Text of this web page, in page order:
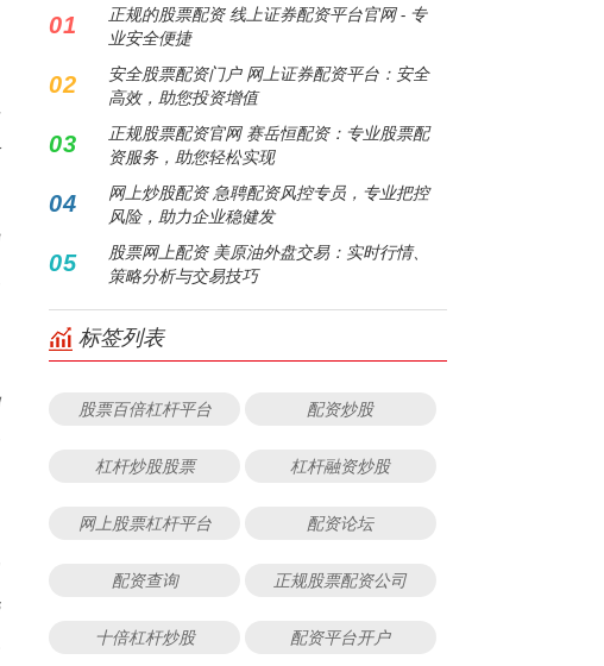
01
正规的股票配资 线上证券配资平台官网 - 专
业安全便捷
02
安全股票配资门户 网上证券配资平台：安全
高效，助您投资增值
03
正规股票配资官网 赛岳恒配资：专业股票配
资服务，助您轻松实现
04
网上炒股配资 急聘配资风控专员，专业把控
风险，助力企业稳健发
05
股票网上配资 美原油外盘交易：实时行情、
策略分析与交易技巧
标签列表
股票百倍杠杆平台 配资炒股
杠杆炒股股票 杠杆融资炒股
网上股票杠杆平台 配资论坛
配资查询 正规股票配资公司
十倍杠杆炒股 配资平台开户